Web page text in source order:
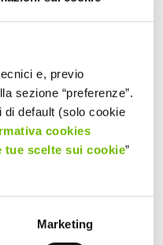
e, previo
sezione “preferenze”.
di default (solo cookie
cookies
tue scelte sui cookie”
Marketing